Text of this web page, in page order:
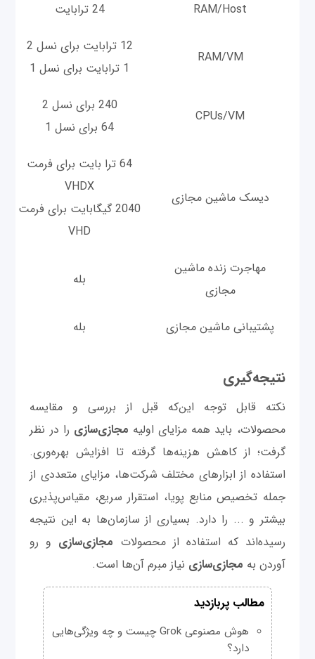
RAM/Host 24 ترابایت
RAM/VM
12 ترابایت برای نسل 2
1 ترابایت برای نسل 1
CPUs/VM
240 برای نسل 2
64 برای نسل 1
دیسک ماشین مجازی
64 ترا بایت برای فرمت
VHDX
2040 گیگابایت برای فرمت
VHD
مهاجرت زنده ماشین
مجازی
بله
پشتیبانی ماشین مجازی بله
نتیجه‌گیری
نکته قابل توجه این‌که قبل از بررسی و مقایسه
محصولات، باید همه مزایای اولیه مجازی‌سازی را در نظر
گرفت؛ از کاهش هزینه‌ها گرفته تا افزایش بهره‌وری.
استفاده از ابزارهای مختلف شرکت‌ها، مزایای متعددی از
جمله تخصیص منابع پویا، استقرار سریع، مقیاس‌پذیری
بیشتر و ... را دارد. بسیاری از سازمان‌ها به این نتیجه
رسیده‌اند که استفاده از محصولات مجازی‌سازی و رو
آوردن به مجازی‌سازی نیاز مبرم آن‌ها است.
مطالب پربازدید
هوش مصنوعی Grok چیست و چه ویژگی‌هایی
دارد؟